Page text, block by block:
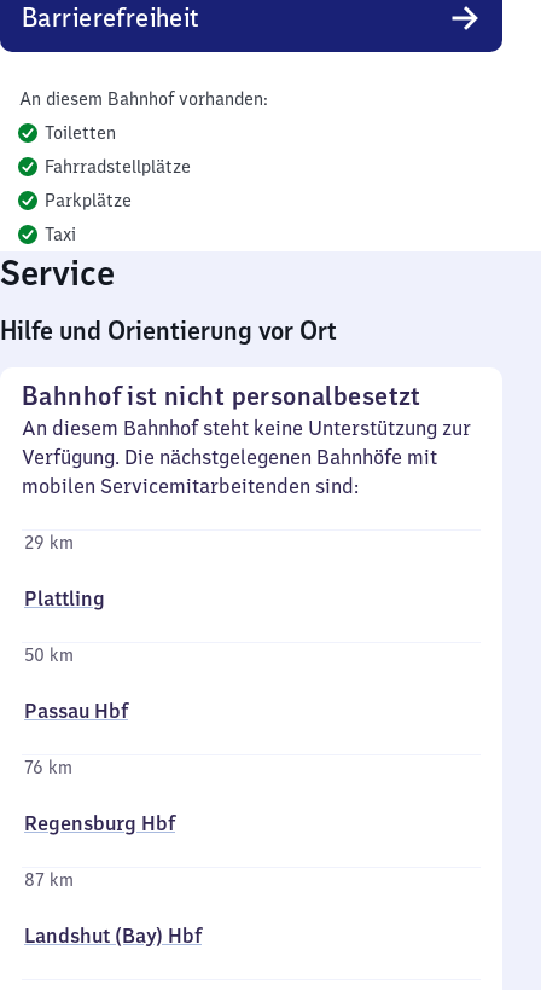
Barrierefreiheit
An diesem Bahnhof vorhanden:
Toiletten
Fahrradstellplätze
Parkplätze
Taxi
Service
Hilfe und Orientierung vor Ort
Bahnhof ist nicht personalbesetzt
An diesem Bahnhof steht keine Unterstützung zur
Verfügung. Die nächstgelegenen Bahnhöfe mit
mobilen Servicemitarbeitenden sind:
29 km
Plattling
50 km
Passau Hbf
76 km
Regensburg Hbf
87 km
Landshut (Bay) Hbf